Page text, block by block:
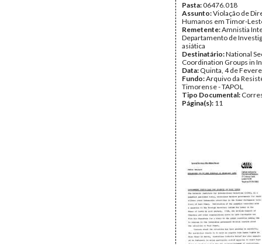
Pasta:06476.018
Assunto:Violação de
Humanos em Timor-
Remetente:Amnistia
Departamento de
asiática
Destinatário:National
Coordination Groups in
Data: Quinta, 4 de
Fundo:Arquivo da
Timorense - TAPOL
Tipo Documental:
Página(s): 11